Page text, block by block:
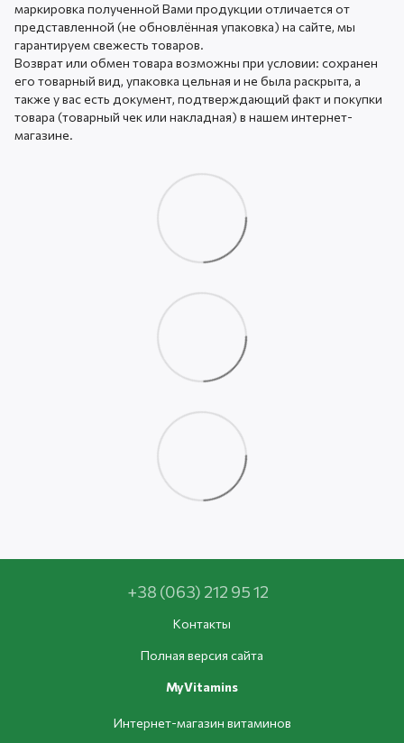
маркировка полученной Вами продукции отличается от
представленной (не обновлённая упаковка) на сайте, мы
гарантируем свежесть товаров.
Возврат или обмен товара возможны при условии: сохранен
его товарный вид, упаковка цельная и не была раскрыта, а
также у вас есть документ, подтверждающий факт и покупки
товара (товарный чек или накладная) в нашем интернет-
магазине.
+38 (063) 212 95 12
Контакты
Полная версия сайта
MyVitamins
Интернет-магазин витаминов